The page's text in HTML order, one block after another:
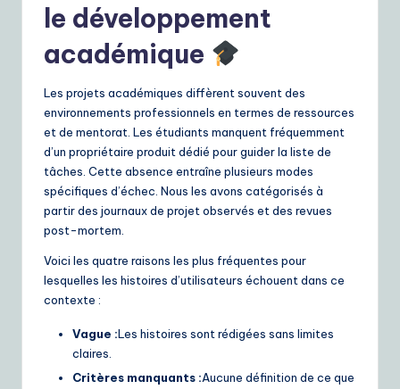
le développement
académique
Les projets académiques diffèrent souvent des
environnements professionnels en termes de ressources
et de mentorat. Les étudiants manquent fréquemment
d’un propriétaire produit dédié pour guider la liste de
tâches. Cette absence entraîne plusieurs modes
spécifiques d’échec. Nous les avons catégorisés à
partir des journaux de projet observés et des revues
post-mortem.
Voici les quatre raisons les plus fréquentes pour
lesquelles les histoires d’utilisateurs échouent dans ce
contexte :
Vague :Les histoires sont rédigées sans limites
claires.
Critères manquants :Aucune définition de ce que